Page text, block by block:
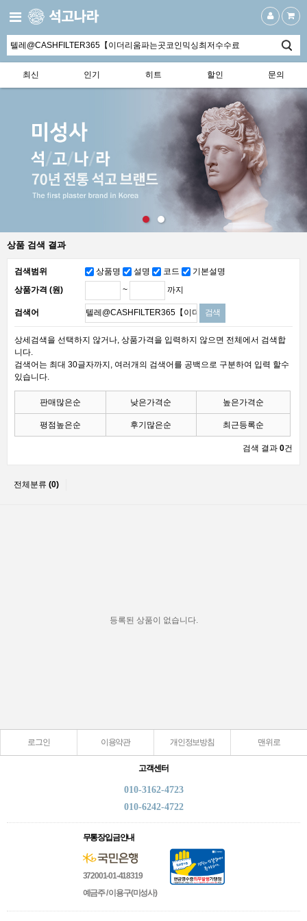
최신 인기 히트 할인 문의
상품 검색 결과
검색범위 상품명 설명 코드
기본설명
상품가격 (원)
~ 까지
검색어
상세검색을 선택하지 않거나, 상품가격을 입력하지 않으면 전체에서 검색합
니다.
검색어는 최대 30글자까지, 여러개의 검색어를 공백으로 구분하여 입력 할수
있습니다.
판매많은순 낮은가격순 높은가격순
평점높은순 후기많은순 최근등록순
검색 결과 0건
전체분류 (0)
등록된 상품이 없습니다.
로그인 이용약관 개인정보방침 맨위로
고객센터
010-3162-4723
010-6242-4722
무통장입금안내
372001-01-418319
예금주 / 이용구(미성사)